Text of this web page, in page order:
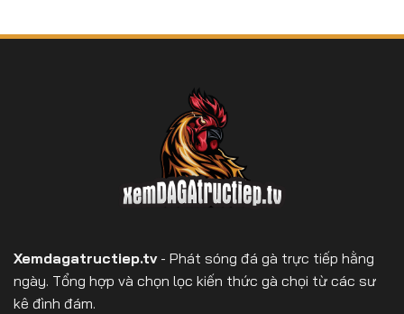
Xemdagatructiep.tv- Phát sóng đá gà trực tiếp hằng
ngày. Tổng hợp và chọn lọc kiến thức gà chọi từ các sư
kê đình đám.